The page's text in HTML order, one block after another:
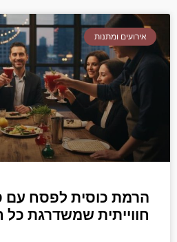
אירועים ומתנות
הרמת כוסית לפסח עם
חווייתית שמשדרגת כל